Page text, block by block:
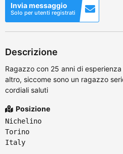
Invia messaggio
Solo per utenti registrati
Descrizione
Ragazzo con 25 anni di
altro, siccome sono un ragazzo
cordiali saluti
Posizione
Nichelino
Torino
Italy